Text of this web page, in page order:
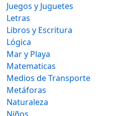
Juegos y Juguetes
Letras
Libros y Escritura
Lógica
Mar y Playa
Matematicas
Medios de Transporte
Metáforas
Naturaleza